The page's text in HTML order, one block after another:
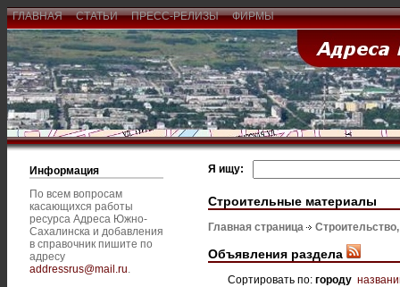
ГЛАВНАЯ СТАТЬИ ПРЕСС-РЕЛИЗЫ ФИРМЫ
Информация
По всем вопросам
касающихся работы
ресурса Адреса Южно-
Сахалинска и добавления
в справочник пишите по
адресу
addressrus@mail.ru.
Я ищу:
Строительные материалы
Главная страница
Объявления раздела
Сортировать по: городу